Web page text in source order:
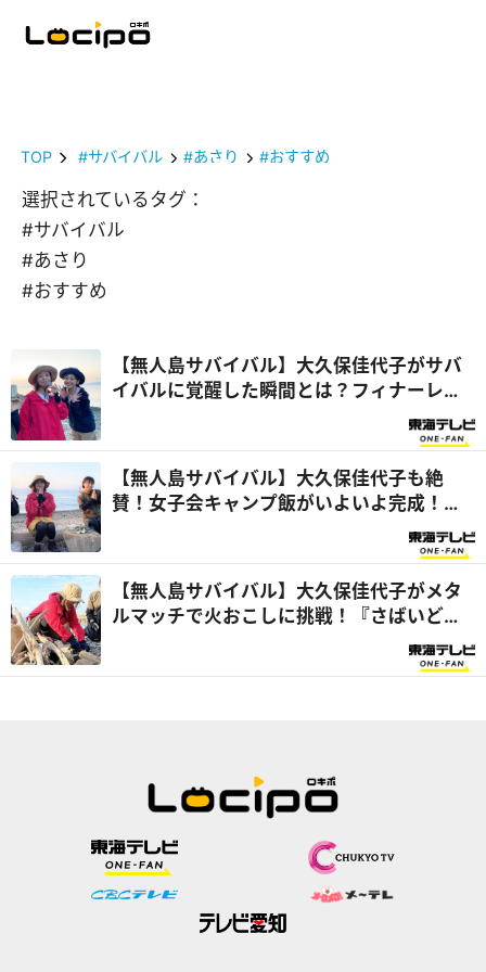
TOP #サバイバル #あさり #おすすめ
選択されているタグ：
#サバイバル
#あさり
#おすすめ
【無人島サバイバル】大久保佳代子がサバ
イバルに覚醒した瞬間とは？フィナーレは
夕日の絶景に感動！『さばいどるかほなん
【無人島サバイバル】大久保佳代子も絶
賛！女子会キャンプ飯がいよいよ完成！
『さばいどるかほなんのソロキャンパー養
【無人島サバイバル】大久保佳代子がメタ
ルマッチで火おこしに挑戦！『さばいどる